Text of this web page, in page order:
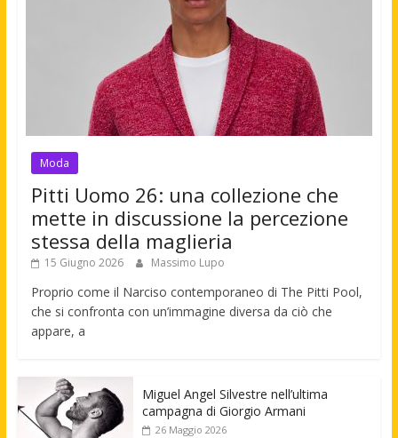
Moda
Pitti Uomo 26: una collezione che
mette in discussione la percezione
stessa della maglieria
15 Giugno 2026 Massimo Lupo
Proprio come il Narciso contemporaneo di The Pitti Pool,
che si confronta con un’immagine diversa da ciò che
appare, a
Miguel Angel Silvestre nell’ultima
campagna di Giorgio Armani
26 Maggio 2026